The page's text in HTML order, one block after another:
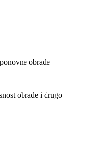
obrade
obrade i drugo